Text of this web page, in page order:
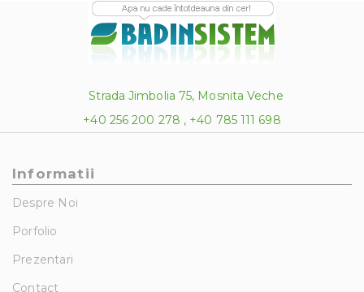
Strada Jimbolia 75, Mosnita Veche
+40 256 200 278 , +40 785 111 698
Informatii
Despre Noi
Porfolio
Prezentari
Contact